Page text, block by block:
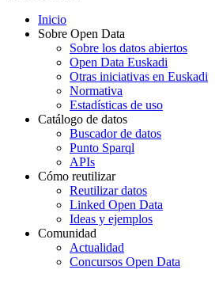
Inicio
Sobre Open Data
Sobre los datos abiertos
Open Data Euskadi
Otras iniciativas en Euskadi
Normativa
Estadísticas de uso
Catálogo de datos
Buscador de datos
Punto Sparql
APIs
Cómo reutilizar
Reutilizar datos
Linked Open Data
Ideas y ejemplos
Comunidad
Actualidad
Concursos Open Data